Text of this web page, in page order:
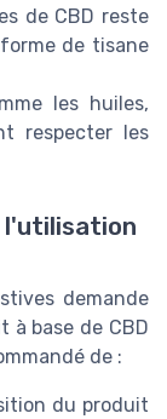
de CBD reste
de tisane
les huiles,
respecter les
l'utilisation
demande
à base de CBD
de :
du produit